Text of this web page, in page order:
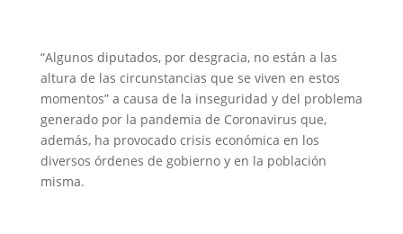
“Algunos diputados, por desgracia, no están a las
altura de las circunstancias que se viven en estos
momentos” a causa de la inseguridad y del problema
generado por la pandemia de Coronavirus que,
además, ha provocado crisis económica en los
diversos órdenes de gobierno y en la población
misma.